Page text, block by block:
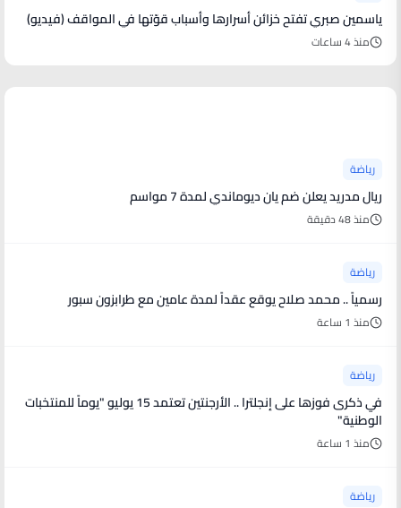
ياسمين صبري تفتح خزائن أسرارها وأسباب قوّتها في المواقف (فيديو)
منذ 4 ساعات
رياضة
ريال مدريد يعلن ضم يان ديوماندي لمدة 7 مواسم
منذ 48 دقيقة
رياضة
رسمياً .. محمد صلاح يوقع عقداً لمدة عامين مع طرابزون سبور
منذ 1 ساعة
رياضة
في ذكرى فوزها على إنجلترا .. الأرجنتين تعتمد 15 يوليو "يوماً للمنتخبات
الوطنية"
منذ 1 ساعة
رياضة